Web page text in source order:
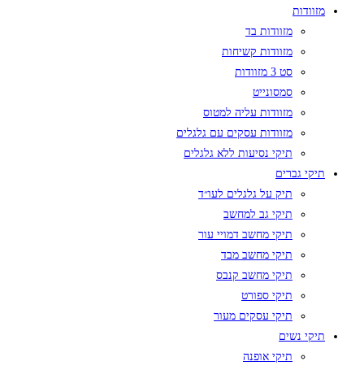
מזוודות
מזוודות בד
מזוודות קשיחות
סט 3 מזוודות
סמסונייט
מזוודות עליה למטוס
מזוודות עסקים עם גלגלים
תיקי נסיעות ללא גלגלים
תיקי גברים
תיק על גלגלים לעו״ד
תיקי גב למחשב
תיקי מחשב דמויי עור
תיקי מחשב מבד
תיקי מחשב קנבס
תיקי ספורט
תיקי עסקים מעור
תיקי נשים
תיקי אופנה